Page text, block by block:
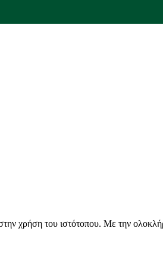
χρήση του ιστότοπου. Με την